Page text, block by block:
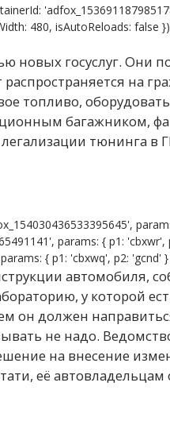
480, isAutoReloads: false
госуслуг. Они
на
топливо,
багажником,
тюнинга в
params: { p1: 'cbxwr',
{ p1: 'cbxwq', p2: 'gcnd' }
автомобиля,
у которой
он должен
не надо.
на внесение
её